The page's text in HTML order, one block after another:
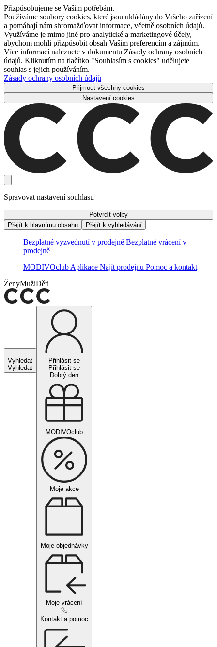
Přizpůsobujeme se Vašim potřebám.
Používáme soubory cookies, které jsou ukládány do Vašeho zařízení
a pomáhají nám shromažďovat informace, včetně osobních údajů.
Využíváme je mimo jiné pro analytické a marketingové účely,
abychom mohli přizpůsobit obsah Vašim preferencím a zájmům.
Více informací naleznete v dokumentu Zásady ochrany osobních
údajů. Kliknutím na tlačítko "Souhlasím s cookies" udělujete
souhlas s jejich používáním.
Zásady ochrany osobních údajů
Přijmout všechny cookies
Nastavení cookies
Spravovat nastavení souhlasu
Potvrdit volby
Přejít k hlavnímu obsahu
Přejít k vyhledávání
Bezplatné vyzvednutí v prodejně Bezplatné vrácení v
prodejně
MODIVOclub Aplikace Najít prodejnu Pomoc a kontakt
ŽenyMužiDěti
Vyhledat
Vyhledat
Přihlásit se
Přihlásit se
Dobrý den
MODIVOclub
Moje akce
Moje objednávky
Moje vrácení
Kontakt a pomoc